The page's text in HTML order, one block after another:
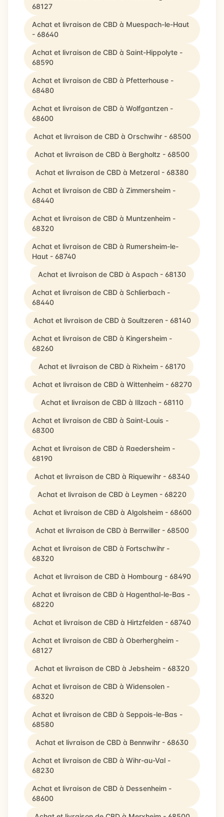
68127
Achat et livraison de CBD à Muespach-le-Haut
- 68640
Achat et livraison de CBD à Saint-Hippolyte -
68590
Achat et livraison de CBD à Pfetterhouse -
68480
Achat et livraison de CBD à Wolfgantzen -
68600
Achat et livraison de CBD à Orschwihr - 68500
Achat et livraison de CBD à Bergholtz - 68500
Achat et livraison de CBD à Metzeral - 68380
Achat et livraison de CBD à Zimmersheim -
68440
Achat et livraison de CBD à Muntzenheim -
68320
Achat et livraison de CBD à Rumersheim-le-
Haut - 68740
Achat et livraison de CBD à Aspach - 68130
Achat et livraison de CBD à Schlierbach -
68440
Achat et livraison de CBD à Soultzeren - 68140
Achat et livraison de CBD à Kingersheim -
68260
Achat et livraison de CBD à Rixheim - 68170
Achat et livraison de CBD à Wittenheim - 68270
Achat et livraison de CBD à Illzach - 68110
Achat et livraison de CBD à Saint-Louis -
68300
Achat et livraison de CBD à Raedersheim -
68190
Achat et livraison de CBD à Riquewihr - 68340
Achat et livraison de CBD à Leymen - 68220
Achat et livraison de CBD à Algolsheim - 68600
Achat et livraison de CBD à Berrwiller - 68500
Achat et livraison de CBD à Fortschwihr -
68320
Achat et livraison de CBD à Hombourg - 68490
Achat et livraison de CBD à Hagenthal-le-Bas -
68220
Achat et livraison de CBD à Hirtzfelden - 68740
Achat et livraison de CBD à Oberhergheim -
68127
Achat et livraison de CBD à Jebsheim - 68320
Achat et livraison de CBD à Widensolen -
68320
Achat et livraison de CBD à Seppois-le-Bas -
68580
Achat et livraison de CBD à Bennwihr - 68630
Achat et livraison de CBD à Wihr-au-Val -
68230
Achat et livraison de CBD à Dessenheim -
68600